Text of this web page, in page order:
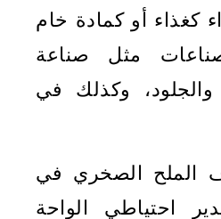
كغذاء أو كمادة خام
مثل صناعة
والجلود، وكذلك في
الملح الصخري في
احتياطي الواحة